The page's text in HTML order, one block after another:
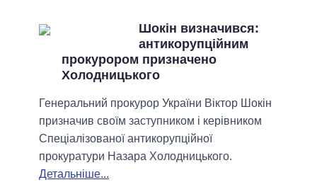
Шокін визначився:
антикорупційним
прокурором призначено
Холодницького
Генеральний прокурор України Віктор Шокін
призначив своїм заступником і керівником
Спеціалізованої антикорупційної
прокуратури Назара Холодницького.
Детальніше...